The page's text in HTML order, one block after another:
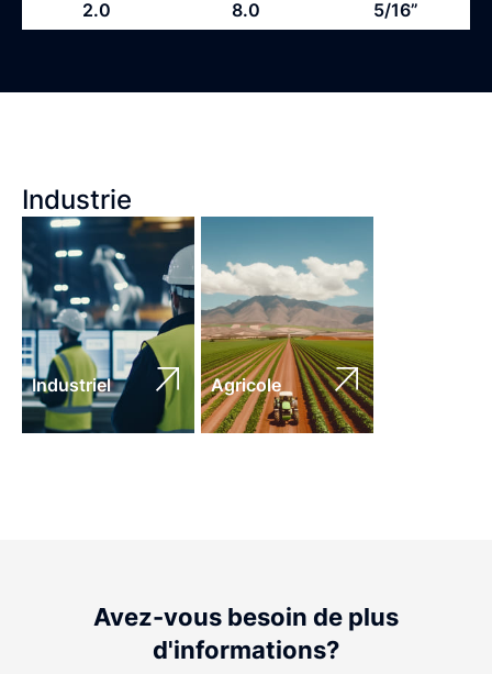
2.0 8.0 5/16”
Industrie
Industriel Agricole
Avez-vous besoin de plus
d'informations?